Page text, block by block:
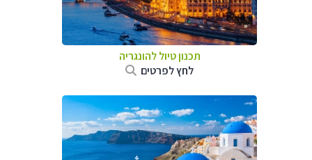
תכנון טיול להונגריה
לחץ לפרטים